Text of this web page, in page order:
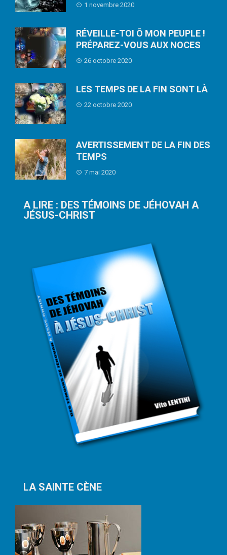
1 novembre 2020
RÉVEILLE-TOI Ô MON PEUPLE !
PRÉPAREZ-VOUS AUX NOCES
26 octobre 2020
LES TEMPS DE LA FIN SONT LÀ
22 octobre 2020
AVERTISSEMENT DE LA FIN DES
TEMPS
7 mai 2020
A LIRE : DES TÉMOINS DE JÉHOVAH A
JÉSUS-CHRIST
LA SAINTE CÈNE